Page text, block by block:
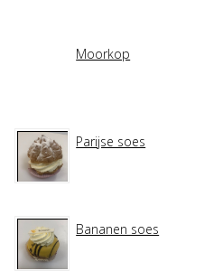
Moorkop
Parijse soes
Bananen soes